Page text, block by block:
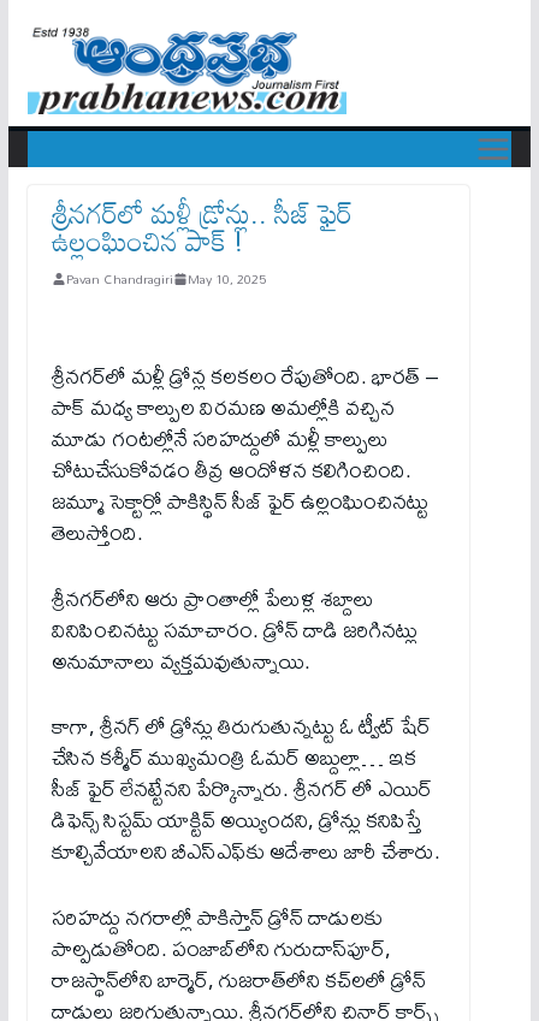
శ్రీనగర్‌లో మళ్లీ డ్రోన్లు.. సీజ్ ఫైర్
ఉల్లంఘించిన పాక్ !
Pavan Chandragiri May 10, 2025
శ్రీనగర్‌లో మళ్లీ డ్రోన్ల కలకలం రేపుతోంది. భార‌త్ –
పాక్ మ‌ధ్య‌ కాల్పుల విరమణ అమల్లోకి వచ్చిన
మూడు గంటల్లోనే సరిహద్దులో మళ్లీ కాల్పులు
చోటుచేసుకోవడం తీవ్ర ఆందోళన కలిగించింది.
జమ్మూ సెక్టార్లో పాకిస్థిన్ సీజ్ ఫైర్ ఉల్లంఘించినట్టు
తెలుస్తోంది.
శ్రీనగర్‌లోని ఆరు ప్రాంతాల్లో పేలుళ్ల శబ్దాలు
వినిపించిన‌ట్టు సమాచారం. డ్రోన్ దాడి జరిగినట్లు
అనుమానాలు వ్యక్తమవుతున్నాయి.
కాగా, శ్రీన‌గ్ లో డ్రోన్లు తిరుగుతున్న‌ట్టు ఓ ట్వీట్ షేర్
చేసిన‌ కశ్మీర్ ముఖ్యమంత్రి ఓమర్ అబ్దుల్లా… ఇక
సీజ్ ఫైర్ లేనట్టేనని పేర్కొన్నారు. శ్రీన‌గర్ లో ఎయిర్
డిఫెన్స్ సిస్ట‌మ్ యాక్టివ్ అయ్యింద‌ని, డ్రోన్లు క‌నిపిస్తే
కూల్చివేయాలని బీఎస్ఎఫ్‌కు ఆదేశాలు జారీ చేశారు.
సరిహద్దు నగరాల్లో పాకిస్తాన్ డ్రోన్ దాడులకు
పాల్పడుతోంది. పంజాబ్‌లోని గురుదాస్‌పూర్,
రాజస్థాన్‌లోని బార్మెర్, గుజరాత్‌లోని కచ్‌లలో డ్రోన్
దాడులు జ‌రిగుతున్నాయి. శ్రీనగర్‌లోని చినార్ కార్ప్స్